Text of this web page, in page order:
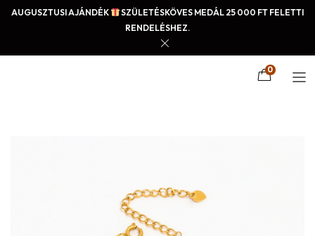
AUGUSZTUSI AJÁNDÉK
SZÜLETÉSKÖVES MEDÁL 25 000 FT FELETTI
RENDELÉSHEZ.
0